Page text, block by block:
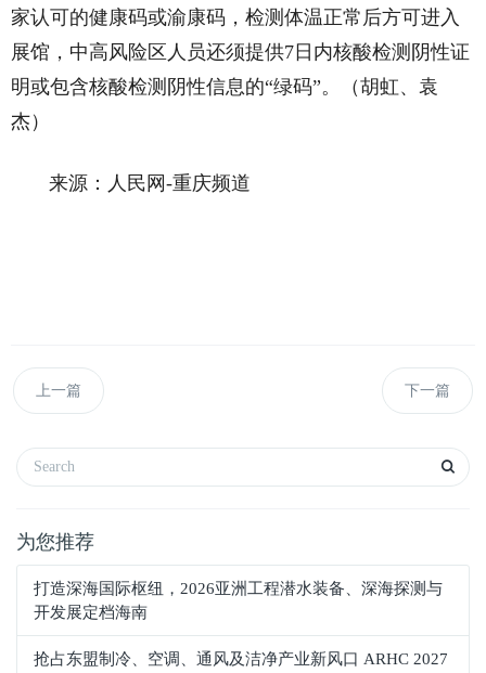
家认可的健康码或渝康码，检测体温正常后方可进入
展馆，中高风险区人员还须提供7日内核酸检测阴性证
明或包含核酸检测阴性信息的“绿码”。（胡虹、袁
杰）
来源：人民网-重庆频道
上一篇 下一篇
为您推荐
打造深海国际枢纽，2026亚洲工程潜水装备、深海探测与
开发展定档海南
抢占东盟制冷、空调、通风及洁净产业新风口 ARHC 2027